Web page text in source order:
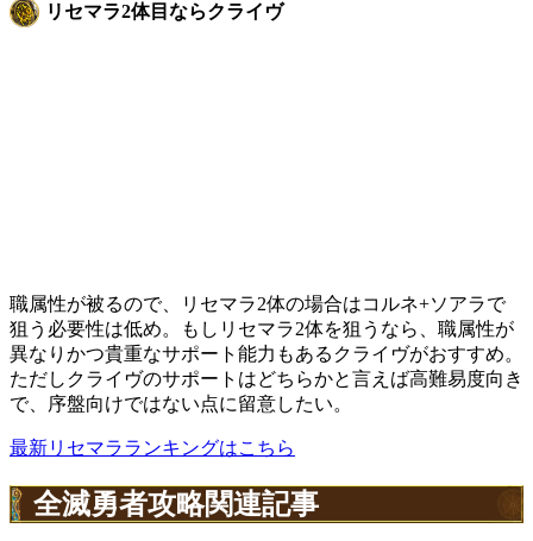
リセマラ2体目ならクライヴ
職属性が被るので、リセマラ2体の場合はコルネ+ソアラで
狙う必要性は低め。もしリセマラ2体を狙うなら、職属性が
異なりかつ貴重なサポート能力もあるクライヴがおすすめ。
ただしクライヴのサポートはどちらかと言えば高難易度向き
で、序盤向けではない点に留意したい。
最新リセマラランキングはこちら
全滅勇者攻略関連記事